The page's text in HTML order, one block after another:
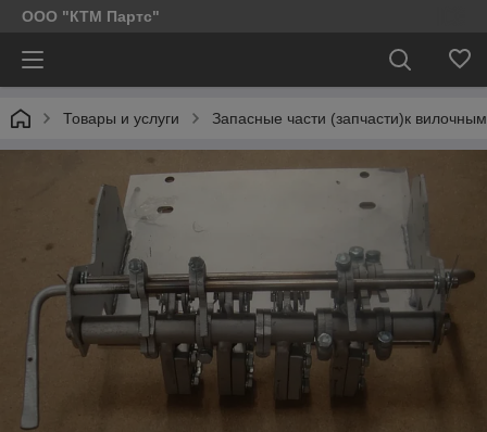
ООО "КТМ Партс"
Товары и услуги Запасные части (запчасти)к